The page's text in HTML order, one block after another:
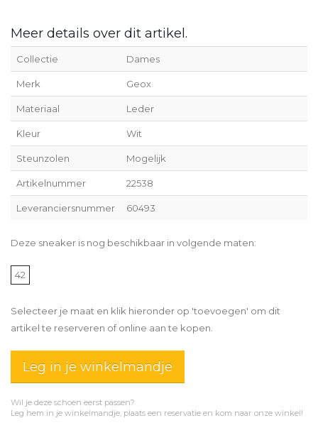
Meer details over dit artikel.
Collectie Dames
Merk Geox
Materiaal Leder
Kleur Wit
Steunzolen Mogelijk
Artikelnummer 22538
Leveranciersnummer 60493
Deze sneaker is nog beschikbaar in volgende maten:
42
Selecteer je maat en klik hieronder op 'toevoegen' om dit
artikel te reserveren of online aan te kopen.
Leg in je winkelmandje
Wil je deze schoen eerst passen?
Leg hem in je winkelmandje, plaats een reservatie en kom naar onze winkel!